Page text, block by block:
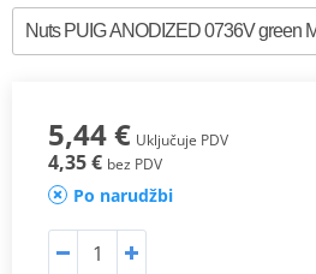
5,44 € Uključuje PDV
4,35 € bez PDV
Po narudžbi